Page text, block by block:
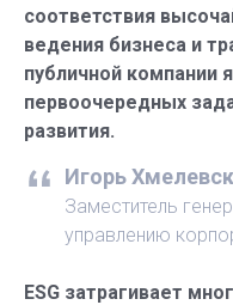
соответствия
ведения бизнеса и
публичной компании
первоочередных
развития.
Игорь
Заместитель
управлению
ESG затрагивает